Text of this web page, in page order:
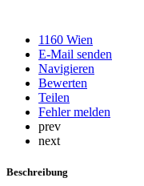
1160 Wien
E-Mail senden
Navigieren
Bewerten
Teilen
Fehler melden
prev
next
Beschreibung